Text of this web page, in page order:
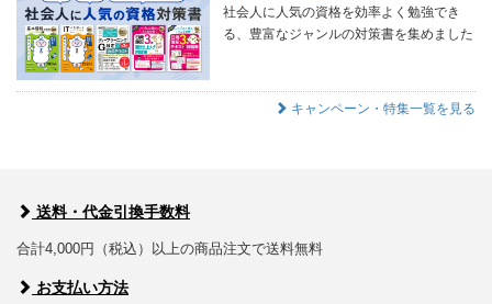
社会人に人気の資格を効率よく勉強でき
る、豊富なジャンルの対策書を集めました
キャンペーン・特集一覧を見る
送料・代金引換手数料
合計4,000円（税込）以上の商品注文で送料無料
お支払い方法